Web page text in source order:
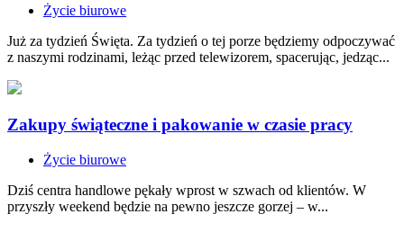
Życie biurowe
Już za tydzień Święta. Za tydzień o tej porze będziemy odpoczywać
z naszymi rodzinami, leżąc przed telewizorem, spacerując, jedząc...
Zakupy świąteczne i pakowanie w czasie pracy
Życie biurowe
Dziś centra handlowe pękały wprost w szwach od klientów. W
przyszły weekend będzie na pewno jeszcze gorzej – w...